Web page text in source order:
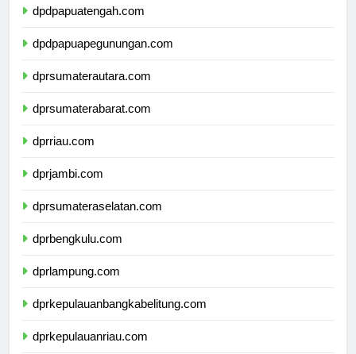
dpdpapuatengah.com
dpdpapuapegunungan.com
dprsumaterautara.com
dprsumaterabarat.com
dprriau.com
dprjambi.com
dprsumateraselatan.com
dprbengkulu.com
dprlampung.com
dprkepulauanbangkabelitung.com
dprkepulauanriau.com